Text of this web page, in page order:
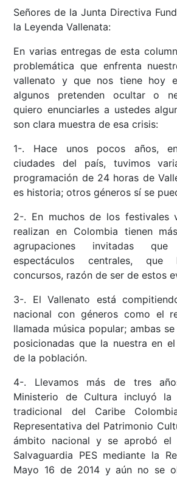
Señores de la Junta Directiva
la Leyenda Vallenata:
En varias entregas de esta
problemática que enfrenta
vallenato y que nos tiene hoy
algunos pretenden ocultar o
quiero enunciarles a ustedes
son clara muestra de esa crisis:
1-. Hace unos pocos años,
ciudades del país, tuvimos
programación de 24 horas de
es historia; otros géneros sí se
2-. En muchos de los festivales
realizan en Colombia tienen
agrupaciones invitadas
espectáculos centrales, que
concursos, razón de ser de estos
3-. El Vallenato está
nacional con géneros como el
llamada música popular; ambas
posicionadas que la nuestra en
de la población.
4-. Llevamos más de tres
Ministerio de Cultura incluyó la
tradicional del Caribe
Representativa del Patrimonio
ámbito nacional y se aprobó el
Salvaguardia PES mediante la
Mayo 16 de 2014 y aún no se